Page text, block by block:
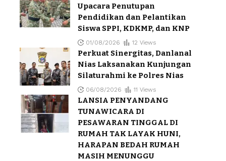
Upacara Penutupan
Pendidikan dan Pelantikan
Siswa SPPI, KDKMP, dan KNP
01/08/2026 12 Views
Perkuat Sinergitas, Danlanal
Nias Laksanakan Kunjungan
Silaturahmi ke Polres Nias
06/08/2026 11 Views
LANSIA PENYANDANG
TUNAWICARA DI
PESAWARAN TINGGAL DI
RUMAH TAK LAYAK HUNI,
HARAPAN BEDAH RUMAH
MASIH MENUNGGU